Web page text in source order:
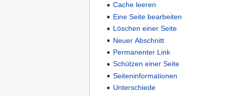
Cache leeren
Eine Seite bearbeiten
Löschen einer Seite
Neuer Abschnitt
Permanenter Link
Schützen einer Seite
Seiteninformationen
Unterschiede